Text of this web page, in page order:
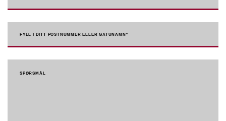
FYLL I DITT POSTNUMMER ELLER GATUNAMN*
SPØRSMÅL